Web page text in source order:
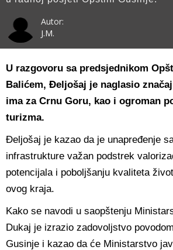
Autor:
J.M.
U razgovoru sa predsjednikom
Balićem, Đeljošaj je naglasio
ima za Crnu Goru, kao i ogroman
turizma.
Đeljošaj je kazao da je unapređenje
infrastrukture važan podstrek
potencijala i poboljšanju kvaliteta
ovog kraja.
Kako se navodi u saopštenju
Dukaj je izrazio zadovoljstvo
Gusinje i kazao da će Ministarstvo